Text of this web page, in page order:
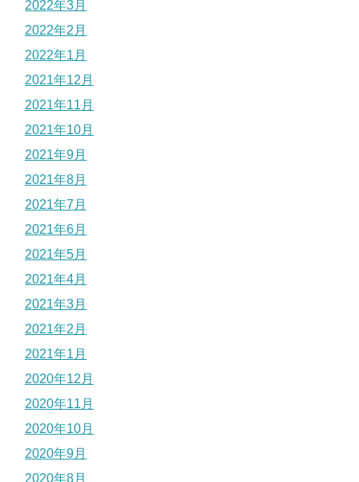
2022年3月
2022年2月
2022年1月
2021年12月
2021年11月
2021年10月
2021年9月
2021年8月
2021年7月
2021年6月
2021年5月
2021年4月
2021年3月
2021年2月
2021年1月
2020年12月
2020年11月
2020年10月
2020年9月
2020年8月